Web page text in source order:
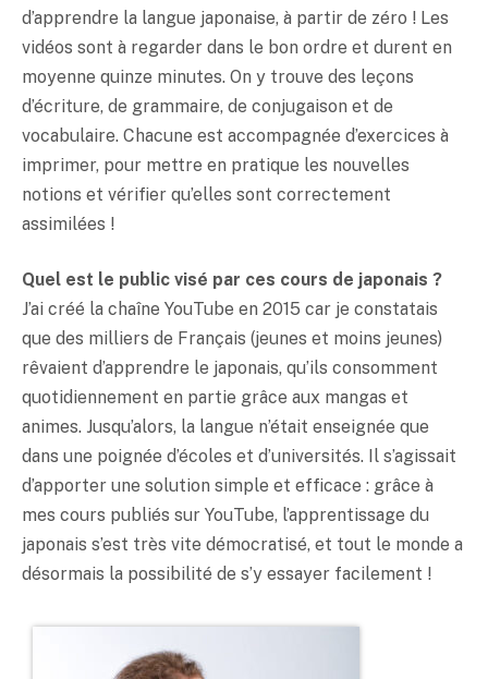
d’apprendre la langue japonaise, à partir de zéro ! Les
vidéos sont à regarder dans le bon ordre et durent en
moyenne quinze minutes. On y trouve des leçons
d’écriture, de grammaire, de conjugaison et de
vocabulaire. Chacune est accompagnée d’exercices à
imprimer, pour mettre en pratique les nouvelles
notions et vérifier qu’elles sont correctement
assimilées !
Quel est le public visé par ces cours de japonais ?
J’ai créé la chaîne YouTube en 2015 car je constatais
que des milliers de Français (jeunes et moins jeunes)
rêvaient d’apprendre le japonais, qu’ils consomment
quotidiennement en partie grâce aux mangas et
animes. Jusqu’alors, la langue n’était enseignée que
dans une poignée d’écoles et d’universités. Il s’agissait
d’apporter une solution simple et efficace : grâce à
mes cours publiés sur YouTube, l’apprentissage du
japonais s’est très vite démocratisé, et tout le monde a
désormais la possibilité de s’y essayer facilement !